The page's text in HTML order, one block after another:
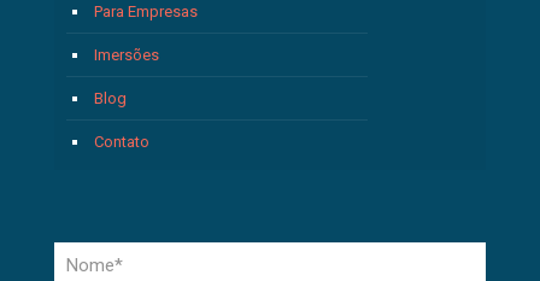
Para Empresas
Imersões
Blog
Contato